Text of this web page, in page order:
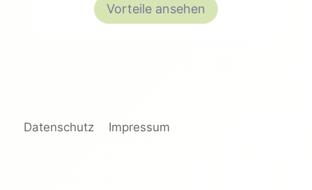
Vorteile ansehen
Datenschutz Impressum